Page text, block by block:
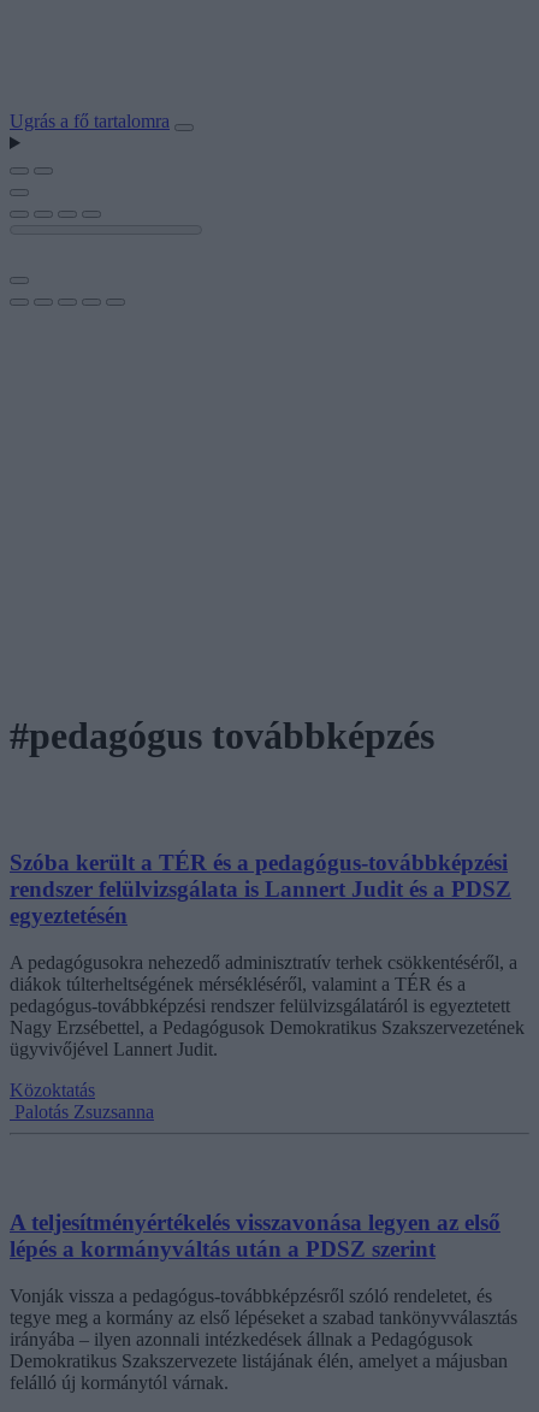
Ugrás a fő tartalomra
#pedagógus továbbképzés
Szóba került a TÉR és a pedagógus-továbbképzési
rendszer felülvizsgálata is Lannert Judit és a PDSZ
egyeztetésén
A pedagógusokra nehezedő adminisztratív terhek csökkentéséről, a
diákok túlterheltségének mérsékléséről, valamint a TÉR és a
pedagógus-továbbképzési rendszer felülvizsgálatáról is egyeztetett
Nagy Erzsébettel, a Pedagógusok Demokratikus Szakszervezetének
ügyvivőjével Lannert Judit.
Közoktatás
Palotás Zsuzsanna
A teljesítményértékelés visszavonása legyen az első
lépés a kormányváltás után a PDSZ szerint
Vonják vissza a pedagógus-továbbképzésről szóló rendeletet, és
tegye meg a kormány az első lépéseket a szabad tankönyvválasztás
irányába – ilyen azonnali intézkedések állnak a Pedagógusok
Demokratikus Szakszervezete listájának élén, amelyet a májusban
felálló új kormánytól várnak.